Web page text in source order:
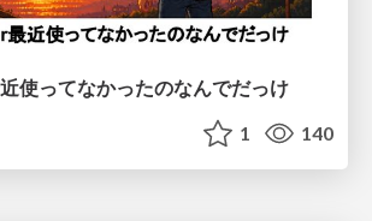
使ってなかったのなんでだっけ
1 140